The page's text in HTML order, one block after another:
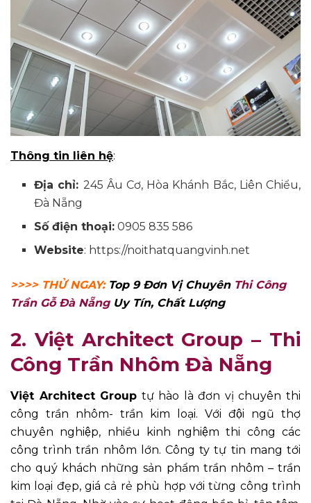
Thông tin liên hệ:
Địa chỉ: 245 Âu Cơ, Hòa Khánh Bắc, Liên Chiểu,
Đà Nẵng
Số điện thoại: 0905 835 586
Website: https://noithatquangvinh.net
>>>> THỬ NGAY: Top 9 Đơn Vị Chuyên Thi Công
Trần Gỗ Đà Nẵng Uy Tín, Chất Lượng
2. Việt Architect Group – Thi
Công Trần Nhôm Đà Nẵng
Việt Architect Group tự hào là đơn vị chuyên thi
công trần nhôm- trần kim loại. Với đội ngũ thợ
chuyên nghiệp, nhiều kinh nghiệm thi công các
công trình trần nhôm lớn. Công ty tự tin mang tới
cho quý khách những sản phẩm trần nhôm – trần
kim loại đẹp, giá cả rẻ phù hợp với từng công trình